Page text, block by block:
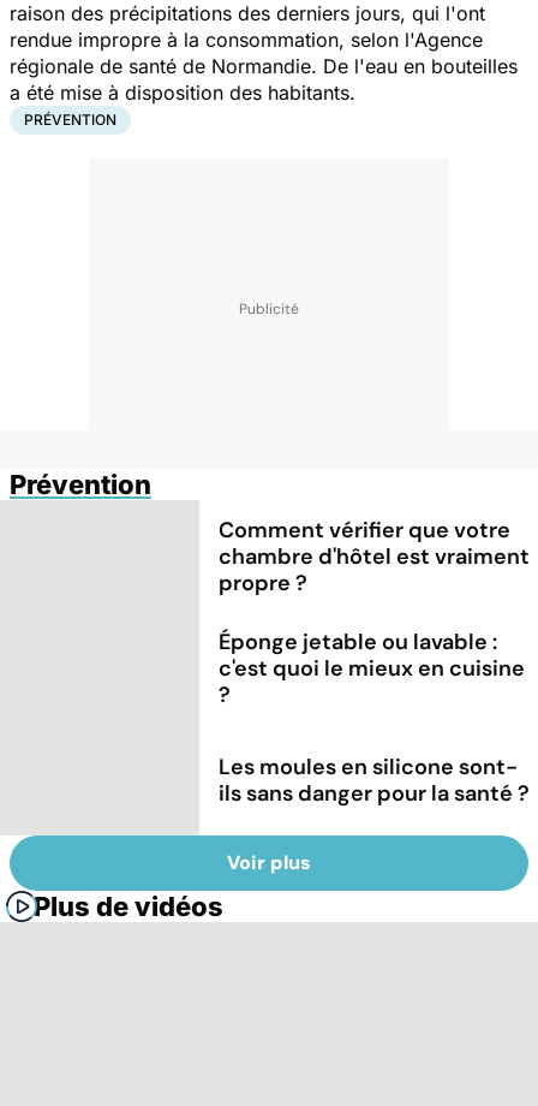
raison des précipitations des derniers jours, qui l'ont
rendue impropre à la consommation, selon l'Agence
régionale de santé de Normandie. De l'eau en bouteilles
a été mise à disposition des habitants.
PRÉVENTION
Prévention
Comment vérifier que votre
chambre d'hôtel est vraiment
propre ?
Éponge jetable ou lavable :
c'est quoi le mieux en cuisine
?
Les moules en silicone sont-
ils sans danger pour la santé ?
Voir plus
Plus de vidéos